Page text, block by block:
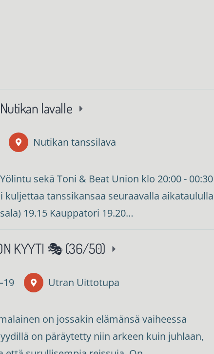
lavalle
Nutikan tanssilava
sekä Toni & Beat Union klo 20:00 - 00:30
tanssikansaa seuraavalla aikataululla
19.15 Kauppatori 19.20…
KYYTI 🎭 (36/50)
19 Utran Uittotupa
on jossakin elämänsä vaiheessa
on päräytetty niin arkeen kuin juhlaan,